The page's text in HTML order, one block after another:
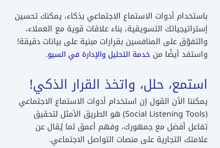
باستخدام أدوات الاستماع الاجتماعي بذكاء، يمكنك تحسين
إستراتيجياتك التسويقية، بناء علاقات قوية مع العملاء،
والتفوّق على المنافسين بقرارات مبنية على بيانات دقيقة!
واستفد أيضًا من خدمة التحليل والإدارة في السيو.
استمع، حلل، واتخذ القرار الذكي!
يمكننا الآن القول إن استخدام أدوات الاستماع الاجتماعي
(Social Listening Tools) هو الطريق الأمثل لتحقيق
تفاعل أفضل مع جمهورك، وفهم أعمق لما يُقال عن
علامتك التجارية على منصات التواصل الاجتماعي.